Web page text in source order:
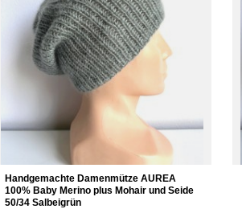
Handgemachte Damenmütze AUREA
100% Baby Merino plus Mohair und Seide
50/34 Salbeigrün